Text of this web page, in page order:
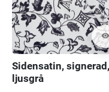
visibility
Sidensatin, signerad,
ljusgrå